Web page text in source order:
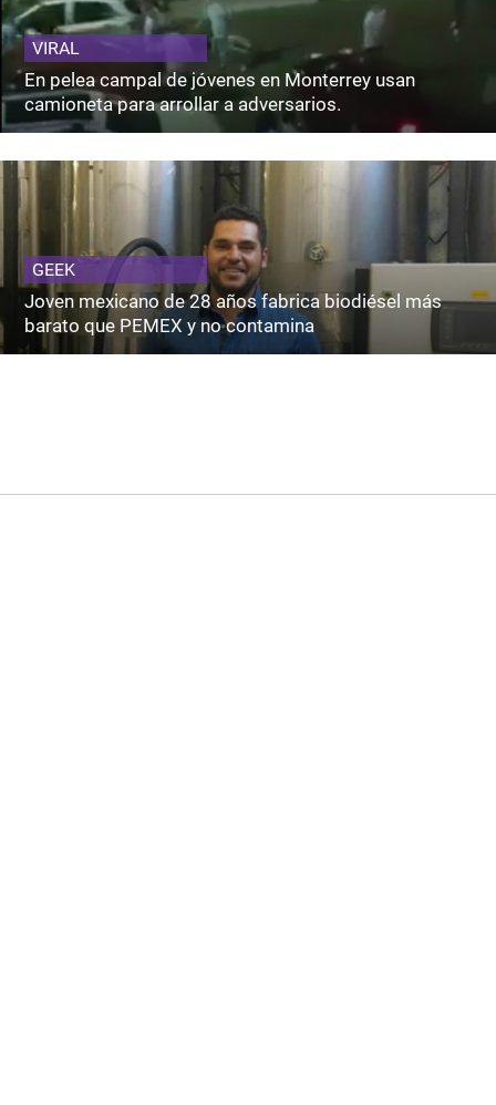
VIRAL
En pelea campal de jóvenes en Monterrey usan
camioneta para arrollar a adversarios.
GEEK
Joven mexicano de 28 años fabrica biodiésel más
barato que PEMEX y no contamina